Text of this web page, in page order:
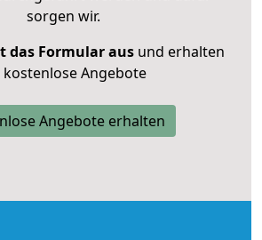
sorgen wir.
das Formular ausund erhalten
kostenlose Angebote
Angebote erhalten